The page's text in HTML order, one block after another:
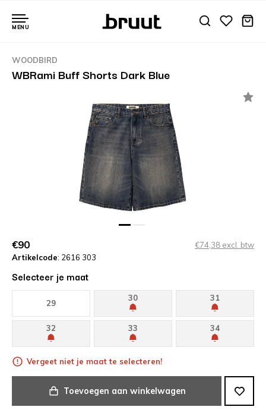
MENU
WOODBIRD
WBRami Buff Shorts Dark Blue
€90
€74,38 excl. btw
Artikelcode: 2616 303
Selecteer je maat
29
30 31
32 33 34
Vergeet niet je maat te selecteren!
Toevoegen aan winkelwagen